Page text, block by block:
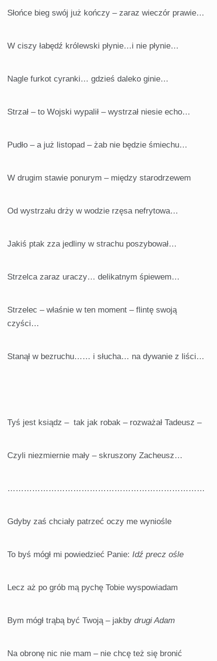
Słońce bieg swój już kończy – zaraz wieczór prawie…
W ciszy łabędź królewski płynie…i nie płynie…
Nagle furkot cyranki… gdzieś daleko ginie…
Strzał – to Wojski wypalił – wystrzał niesie echo…
Pudło – a już listopad – żab nie będzie śmiechu…
W drugim stawie ponurym – między starodrzewem
Od wystrzału drży w wodzie rzęsa nefrytowa…
Jakiś ptak zza jedliny w strachu poszybował…
Strzelca zaraz uraczy… delikatnym śpiewem…
Strzelec – właśnie w ten moment – flintę swoją
czyści…
Stanął w bezruchu…… i słucha… na dywanie z liści…
Tyś jest ksiądz – tak jak robak – rozważał Tadeusz –
Czyli niezmiernie mały – skruszony Zacheusz…
………………………………………………………………
Gdyby zaś chciały patrzeć oczy me wyniośle
To byś mógł mi powiedzieć Panie: Idź precz ośle
Lecz aż po grób mą pychę Tobie wyspowiadam
Bym mógł trąbą być Twoją – jakby drugi Adam
Na obronę nic nie mam – nie chcę też się bronić